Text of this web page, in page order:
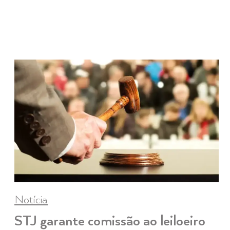
Notícia
STJ garante comissão ao leiloeiro